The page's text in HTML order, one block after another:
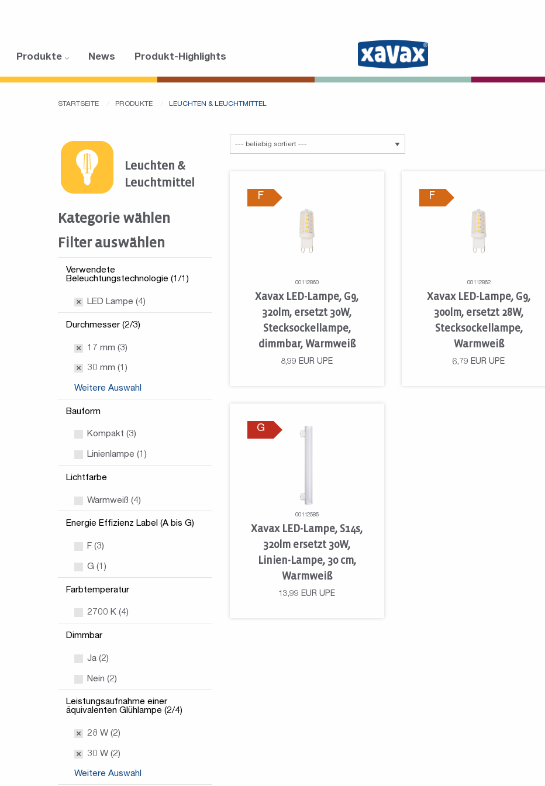
Produkte News Produkt-Highlights
STARTSEITE PRODUKTE LEUCHTEN & LEUCHTMITTEL
Leuchten &
Leuchtmittel
Kategorie wählen
Filter auswählen
Verwendete
Beleuchtungstechnologie (1/1)
LED Lampe (4)
Durchmesser (2/3)
17 mm (3)
30 mm (1)
Weitere Auswahl
Bauform
Kompakt (3)
Linienlampe (1)
Lichtfarbe
Warmweiß (4)
Energie Effizienz Label (A bis G)
F (3)
G (1)
Farbtemperatur
2700 K (4)
Dimmbar
Ja (2)
Nein (2)
Leistungsaufnahme einer
äquivalenten Glühlampe (2/4)
28 W (2)
30 W (2)
Weitere Auswahl
F
00112860
Xavax LED-Lampe, G9,
320lm, ersetzt 30W,
Stecksockellampe,
dimmbar, Warmweiß
8,99 EUR UPE
F
00112862
Xavax LED-Lampe, G9,
300lm, ersetzt 28W,
Stecksockellampe,
Warmweiß
6,79 EUR UPE
G
00112585
Xavax LED-Lampe, S14s,
320lm ersetzt 30W,
Linien-Lampe, 30 cm,
Warmweiß
13,99 EUR UPE